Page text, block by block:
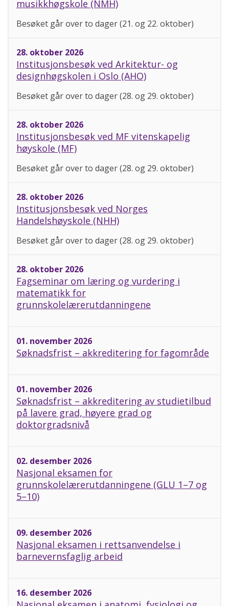
musikkhøgskole (NMH)
Besøket går over to dager (21. og 22. oktober)
28. oktober 2026
Institusjonsbesøk ved Arkitektur- og
designhøgskolen i Oslo (AHO)
Besøket går over to dager (28. og 29. oktober)
28. oktober 2026
Institusjonsbesøk ved MF vitenskapelig
høyskole (MF)
Besøket går over to dager (28. og 29. oktober)
28. oktober 2026
Institusjonsbesøk ved Norges
Handelshøyskole (NHH)
Besøket går over to dager (28. og 29. oktober)
28. oktober 2026
Fagseminar om læring og vurdering i
matematikk for
grunnskolelærerutdanningene
01. november 2026
Søknadsfrist – akkreditering for fagområde
01. november 2026
Søknadsfrist – akkreditering av studietilbud
på lavere grad, høyere grad og
doktorgradsnivå
02. desember 2026
Nasjonal eksamen for
grunnskolelærerutdanningene (GLU 1–7 og
5–10)
09. desember 2026
Nasjonal eksamen i rettsanvendelse i
barnevernsfaglig arbeid
16. desember 2026